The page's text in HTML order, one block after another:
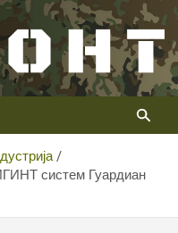
систем Гуардиан